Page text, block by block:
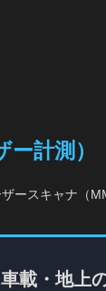
ー計測）
ースキャナ（
載・地上